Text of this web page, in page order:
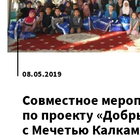
08.05.2019
Совместное
по проекту
с Мечетью